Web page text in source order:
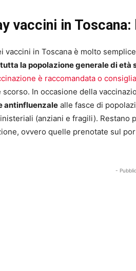
vaccini in
vaccini in Toscana è molto
tutta la popolazione generale di età
è raccomandata o
scorso. In occasione della
antinfluenzale alle fasce di
(anziani e fragili). Restano
ovvero quelle prenotate sul
-